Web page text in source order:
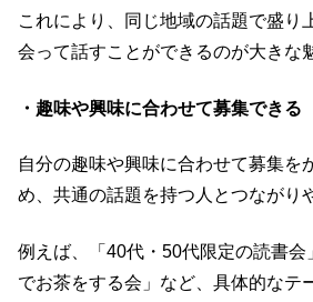
これにより、同じ地域の話題で盛り
会って話すことができるのが大きな
・趣味や興味に合わせて募集できる
自分の趣味や興味に合わせて募集を
め、共通の話題を持つ人とつながり
例えば、「40代・50代限定の読書会
でお茶をする会」など、具体的なテ